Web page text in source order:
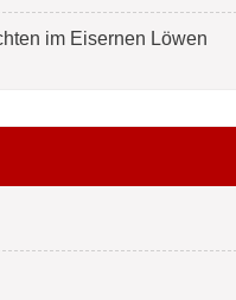
im Eisernen Löwen